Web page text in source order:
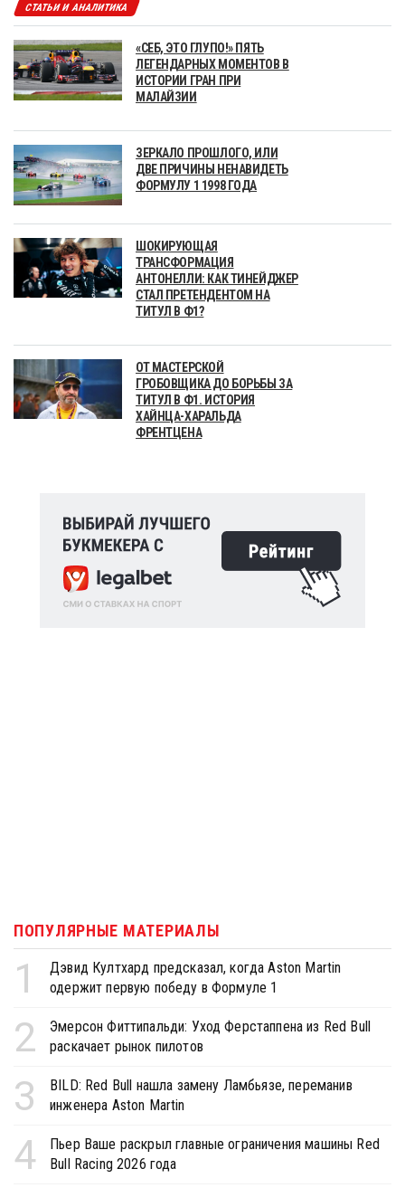
СТАТЬИ И АНАЛИТИКА
«СЕБ, ЭТО ГЛУПО!» ПЯТЬ
ЛЕГЕНДАРНЫХ МОМЕНТОВ В
ИСТОРИИ ГРАН ПРИ
МАЛАЙЗИИ
ЗЕРКАЛО ПРОШЛОГО, ИЛИ
ДВЕ ПРИЧИНЫ НЕНАВИДЕТЬ
ФОРМУЛУ 1 1998 ГОДА
ШОКИРУЮЩАЯ
ТРАНСФОРМАЦИЯ
АНТОНЕЛЛИ: КАК ТИНЕЙДЖЕР
СТАЛ ПРЕТЕНДЕНТОМ НА
ТИТУЛ В Ф1?
ОТ МАСТЕРСКОЙ
ГРОБОВЩИКА ДО БОРЬБЫ ЗА
ТИТУЛ В Ф1. ИСТОРИЯ
ХАЙНЦА-ХАРАЛЬДА
ФРЕНТЦЕНА
ПОПУЛЯРНЫЕ МАТЕРИАЛЫ
1
Дэвид Култхард предсказал, когда Aston Martin
одержит первую победу в Формуле 1
2
Эмерсон Фиттипальди: Уход Ферстаппена из Red Bull
раскачает рынок пилотов
3
BILD: Red Bull нашла замену Ламбьязе, переманив
инженера Aston Martin
4
Пьер Ваше раскрыл главные ограничения машины Red
Bull Racing 2026 года